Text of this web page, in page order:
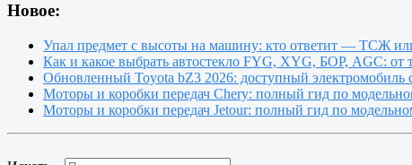
Новое:
Упал предмет с высоты на машину: кто ответит — ТСЖ
Как и какое выбрать автостекло FYG, XYG, БОР, AGC: от
Обновленный Toyota bZ3 2026: доступный электромобиль
Моторы и коробки передач Chery: полный гид по
Моторы и коробки передач Jetour: полный гид по